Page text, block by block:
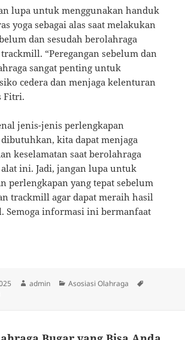
lupa untuk menggunakan handuk
yoga sebagai alas saat melakukan
dan sesudah berolahraga
“Peregangan sebelum dan
sangat penting untuk
cedera dan menjaga kelenturan
Fitri.
jenis-jenis perlengkapan
kita dapat menjaga
keselamatan saat berolahraga
ini. Jadi, jangan lupa untuk
perlengkapan yang tepat sebelum
trackmill agar dapat meraih hasil
Semoga informasi ini bermanfaat
Author
admin Categories
Asosiasi Olahraga